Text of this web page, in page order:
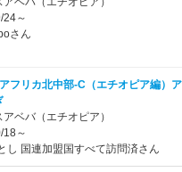
24～
さん
フリカ北中部-C（エチオピア編）
ベバ（エチオピア）
18～
し 国連加盟国すべて訪問済さん